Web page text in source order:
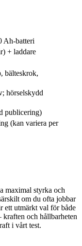
Ah-batteri
+ laddare
bälteskrok,
hörselskydd
publicering)
(kan variera per
maximal styrka och
om du ofta jobbar
ett utmärkt val för både
kraften och hållbarheten
i vårt test.